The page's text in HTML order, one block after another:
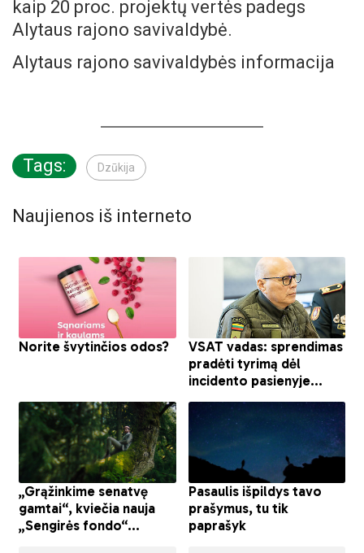
kaip 20 proc. projektų vertės padegs
Alytaus rajono savivaldybė.
Alytaus rajono savivaldybės informacija
Tags: Dzūkija
Naujienos iš interneto